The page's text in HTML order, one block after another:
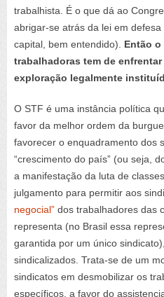
trabalhista. É o que dá ao
abrigar-se atrás da lei em defesa
capital, bem entendido). Então o
trabalhadoras tem de
exploração legalmente
O STF é uma instância política
favor da melhor ordem da
favorecer o enquadramento dos
“crescimento do país” (ou seja,
a manifestação da luta de
julgamento para permitir aos
negocial” dos trabalhadores das
representa (no Brasil essa
garantida por um único
sindicalizados. Trata-se de um
sindicatos em desmobilizar os
específicos, a favor do